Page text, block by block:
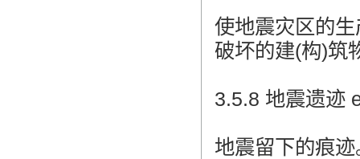
使地震灾区的
破坏的建(构)筑
3.5.8 地震遗迹
地震留下的痕